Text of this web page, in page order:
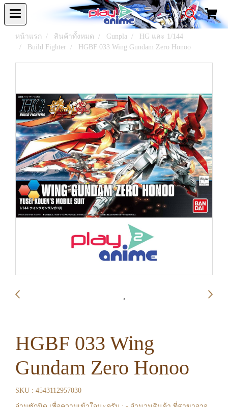
หน้าแรก สินค้าทั้งหมด Gunpla
HG และ 1/144
Build Fighter
HGBF 033 Wing Gundam Zero Honoo
HGBF 033 Wing
Gundam Zero Honoo
SKU : 4543112957030